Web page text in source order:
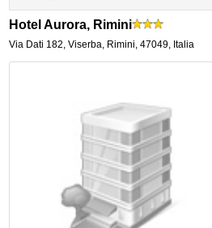
Hotel Aurora, Rimini
Via Dati 182,Viserba, Rimini,47049, Italia